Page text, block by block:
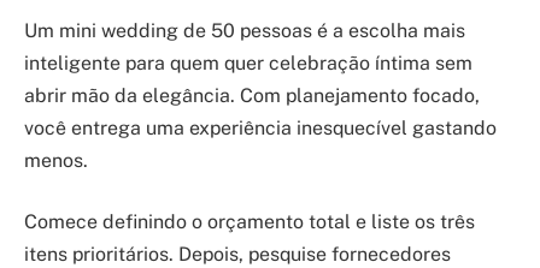
Um mini wedding de 50 pessoas é a escolha mais
inteligente para quem quer celebração íntima sem
abrir mão da elegância. Com planejamento focado,
você entrega uma experiência inesquecível gastando
menos.
Comece definindo o orçamento total e liste os três
itens prioritários. Depois, pesquise fornecedores